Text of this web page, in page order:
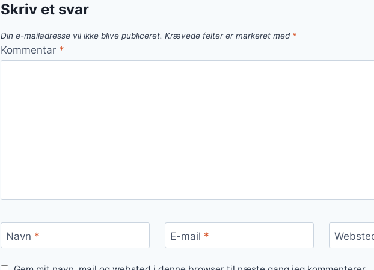
Skriv et svar
Din e-mailadresse vil ikke blive publiceret. Krævede felter er markeret med *
Kommentar *
Navn * E-mail *